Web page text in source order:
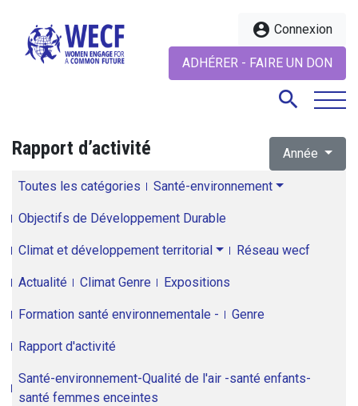
account_circle Connexion
ADHÉRER - FAIRE UN DON
search
Rapport d’activité Année
Toutes les catégories Santé-environnement
Objectifs de Développement Durable
Climat et développement territorial Réseau wecf
Actualité Climat Genre Expositions
Formation santé environnementale - Genre
Rapport d'activité
Santé-environnement-Qualité de l'air -santé enfants-
santé femmes enceintes